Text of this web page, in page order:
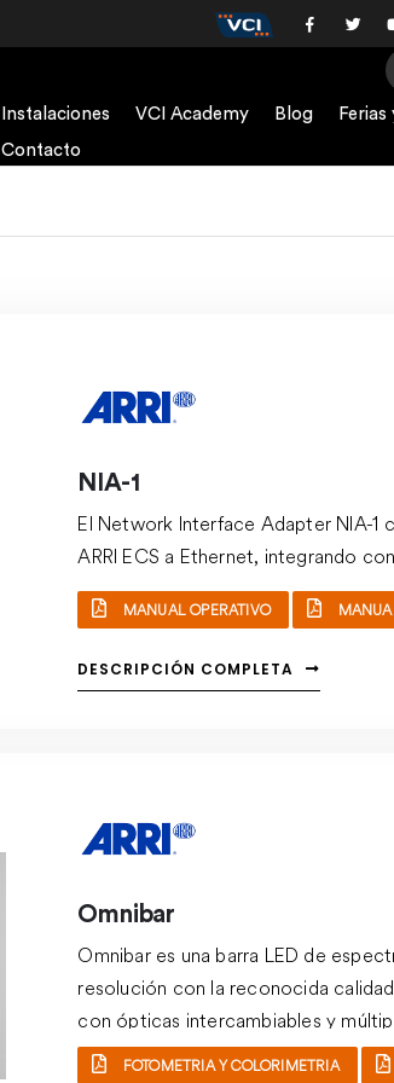
Instalaciones VCI Academy Blog
Contacto
NIA-1
El Network Interface Adapter NIA-1
ARRI ECS a Ethernet, integrando
LBUS con flujos de trabajo IP para
MANUAL OPERATIVO
DESCRIPCIÓN COMPLETA
Omnibar
Omnibar es una barra LED de
resolución con la reconocida
con ópticas intercambiables y
ofrecen una gran flexibilidad de uso
FOTOMETRIA Y COLORIMETRIA